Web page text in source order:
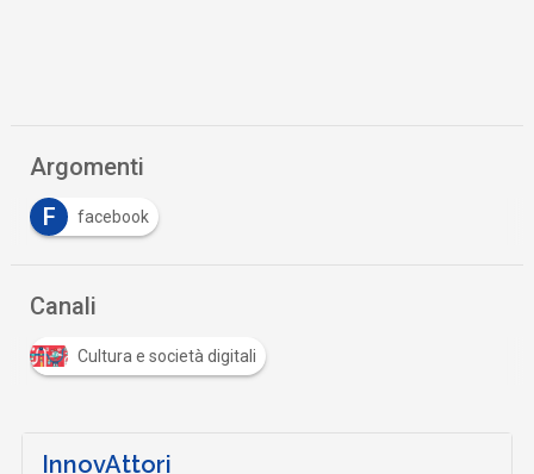
Argomenti
F
facebook
Canali
Cultura e società digitali
InnovAttori